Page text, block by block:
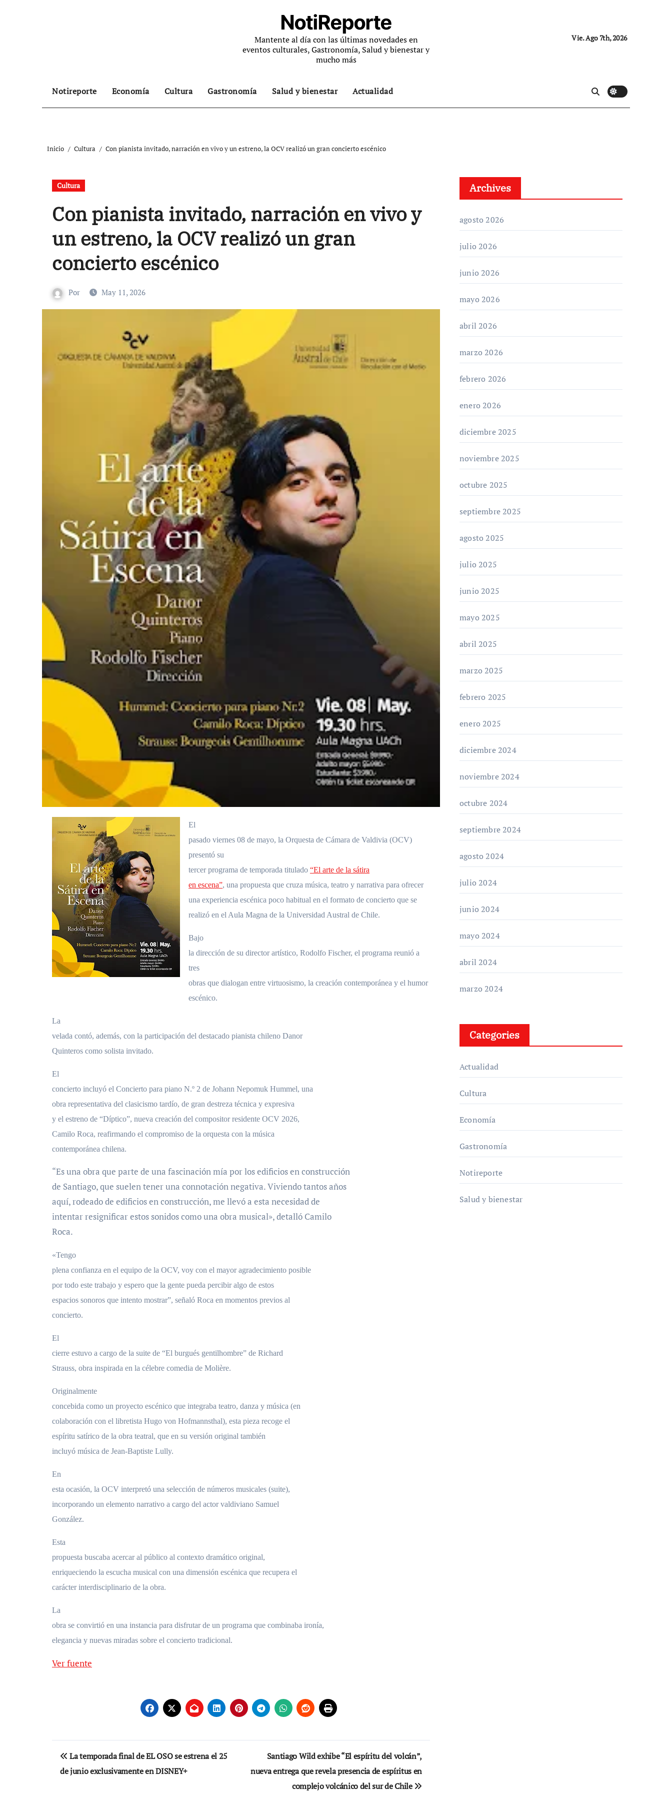
NotiReporte
Mantente al día con las últimas novedades en
eventos culturales, Gastronomía, Salud y bienestar y
mucho más
Vie. Ago 7th, 2026
Notireporte Economía Cultura Gastronomía Salud y bienestar Actualidad
Inicio Cultura Con pianista invitado, narración en vivo y un estreno, la OCV realizó un gran concierto escénico
Cultura
Con pianista invitado, narración en vivo y
un estreno, la OCV realizó un gran
concierto escénico
Por May 11, 2026
El
pasado viernes 08 de mayo, la Orquesta de Cámara de Valdivia (OCV)
presentó su
tercer programa de temporada titulado “El arte de la sátira
en escena”, una propuesta que cruza música, teatro y narrativa para ofrecer
una experiencia escénica poco habitual en el formato de concierto que se
realizó en el Aula Magna de la Universidad Austral de Chile.
Bajo
la dirección de su director artístico, Rodolfo Fischer, el programa reunió a
tres
obras que dialogan entre virtuosismo, la creación contemporánea y el humor
escénico.
La
velada contó, además, con la participación del destacado pianista chileno Danor
Quinteros como solista invitado.
El
concierto incluyó el Concierto para piano N.º 2 de Johann Nepomuk Hummel, una
obra representativa del clasicismo tardío, de gran destreza técnica y expresiva
y el estreno de “Díptico”, nueva creación del compositor residente OCV 2026,
Camilo Roca, reafirmando el compromiso de la orquesta con la música
contemporánea chilena.
“Es una obra que parte de una fascinación mía por los edificios en construcción
de Santiago, que suelen tener una connotación negativa. Viviendo tantos años
aquí, rodeado de edificios en construcción, me llevó a esta necesidad de
intentar resignificar estos sonidos como una obra musical», detalló Camilo
Roca.
«Tengo
plena confianza en el equipo de la OCV, voy con el mayor agradecimiento posible
por todo este trabajo y espero que la gente pueda percibir algo de estos
espacios sonoros que intento mostrar”, señaló Roca en momentos previos al
concierto.
El
cierre estuvo a cargo de la suite de “El burgués gentilhombre” de Richard
Strauss, obra inspirada en la célebre comedia de Molière.
Originalmente
concebida como un proyecto escénico que integraba teatro, danza y música (en
colaboración con el libretista Hugo von Hofmannsthal), esta pieza recoge el
espíritu satírico de la obra teatral, que en su versión original también
incluyó música de Jean-Baptiste Lully.
En
esta ocasión, la OCV interpretó una selección de números musicales (suite),
incorporando un elemento narrativo a cargo del actor valdiviano Samuel
González.
Esta
propuesta buscaba acercar al público al contexto dramático original,
enriqueciendo la escucha musical con una dimensión escénica que recupera el
carácter interdisciplinario de la obra.
La
obra se convirtió en una instancia para disfrutar de un programa que combinaba ironía,
elegancia y nuevas miradas sobre el concierto tradicional.
Ver fuente
Navegación
de
La temporada final de EL OSO se estrena el 25
de junio exclusivamente en DISNEY+
Santiago Wild exhibe “El espíritu del volcán”,
nueva entrega que revela presencia de espíritus en
complejo volcánico del sur de Chile
Archives
agosto 2026
julio 2026
junio 2026
mayo 2026
abril 2026
marzo 2026
febrero 2026
enero 2026
diciembre 2025
noviembre 2025
octubre 2025
septiembre 2025
agosto 2025
julio 2025
junio 2025
mayo 2025
abril 2025
marzo 2025
febrero 2025
enero 2025
diciembre 2024
noviembre 2024
octubre 2024
septiembre 2024
agosto 2024
julio 2024
junio 2024
mayo 2024
abril 2024
marzo 2024
Categories
Actualidad
Cultura
Economía
Gastronomía
Notireporte
Salud y bienestar